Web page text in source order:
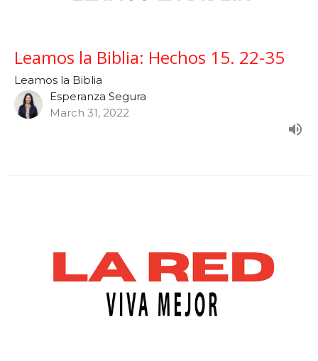
Leamos la Biblia: Hechos 15. 22-35
Leamos la Biblia
Esperanza Segura
March 31, 2022